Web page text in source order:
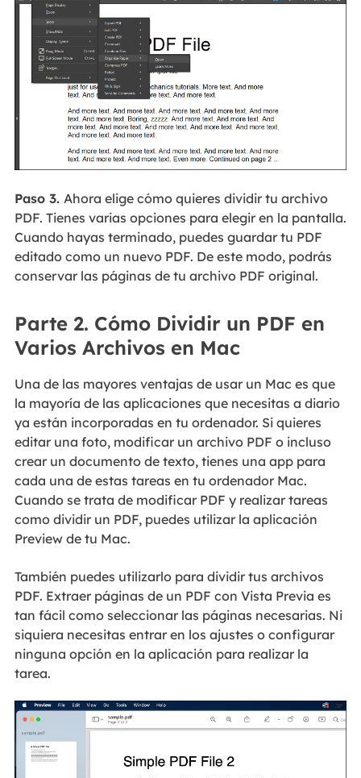
Paso 3. Ahora elige cómo quieres dividir tu archivo
PDF. Tienes varias opciones para elegir en la pantalla.
Cuando hayas terminado, puedes guardar tu PDF
editado como un nuevo PDF. De este modo, podrás
conservar las páginas de tu archivo PDF original.
Parte 2. Cómo Dividir un PDF en
Varios Archivos en Mac
Una de las mayores ventajas de usar un Mac es que
la mayoría de las aplicaciones que necesitas a diario
ya están incorporadas en tu ordenador. Si quieres
editar una foto, modificar un archivo PDF o incluso
crear un documento de texto, tienes una app para
cada una de estas tareas en tu ordenador Mac.
Cuando se trata de modificar PDF y realizar tareas
como dividir un PDF, puedes utilizar la aplicación
Preview de tu Mac.
También puedes utilizarlo para dividir tus archivos
PDF. Extraer páginas de un PDF con Vista Previa es
tan fácil como seleccionar las páginas necesarias. Ni
siquiera necesitas entrar en los ajustes o configurar
ninguna opción en la aplicación para realizar la
tarea.